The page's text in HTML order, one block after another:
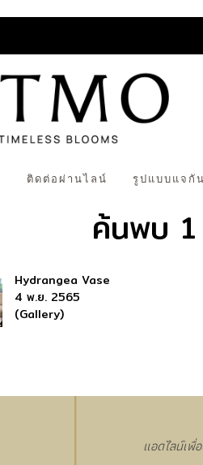
ติดต่อผ่านไลน์ รูปแบบแจกั
ค้นพบ 1
Hydrangea Vase
4 พ.ย. 2565
(Gallery)
แอดไลน์เพื่